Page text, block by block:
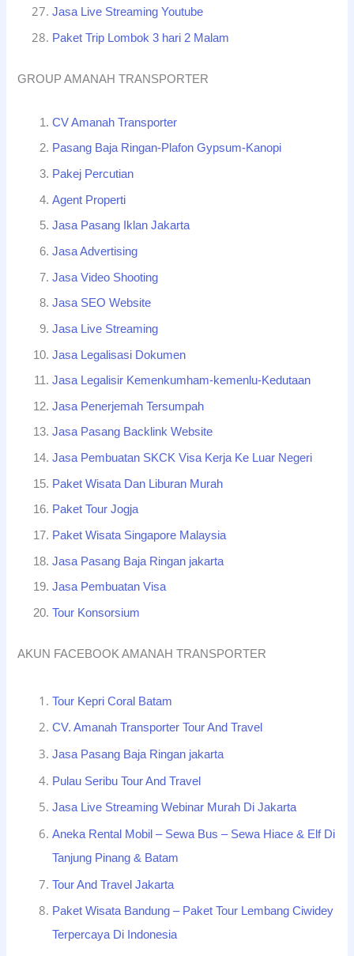
Jasa Live Streaming Youtube
Paket Trip Lombok 3 hari 2 Malam
GROUP AMANAH TRANSPORTER
CV Amanah Transporter
Pasang Baja Ringan-Plafon Gypsum-Kanopi
Pakej Percutian
Agent Properti
Jasa Pasang Iklan Jakarta
Jasa Advertising
Jasa Video Shooting
Jasa SEO Website
Jasa Live Streaming
Jasa Legalisasi Dokumen
Jasa Legalisir Kemenkumham-kemenlu-Kedutaan
Jasa Penerjemah Tersumpah
Jasa Pasang Backlink Website
Jasa Pembuatan SKCK Visa Kerja Ke Luar Negeri
Paket Wisata Dan Liburan Murah
Paket Tour Jogja
Paket Wisata Singapore Malaysia
Jasa Pasang Baja Ringan jakarta
Jasa Pembuatan Visa
Tour Konsorsium
AKUN FACEBOOK AMANAH TRANSPORTER
Tour Kepri Coral Batam
CV. Amanah Transporter Tour And Travel
Jasa Pasang Baja Ringan jakarta
Pulau Seribu Tour And Travel
Jasa Live Streaming Webinar Murah Di Jakarta
Aneka Rental Mobil – Sewa Bus – Sewa Hiace & Elf Di
Tanjung Pinang & Batam
Tour And Travel Jakarta
Paket Wisata Bandung – Paket Tour Lembang Ciwidey
Terpercaya Di Indonesia